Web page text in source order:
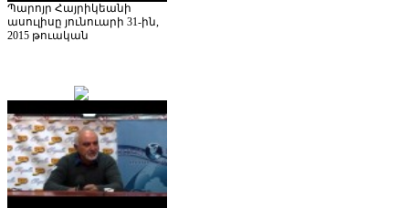
Պարոյր Հայրիկեանի
ասուլիսը յունուարի 31-ին,
2015 թուական